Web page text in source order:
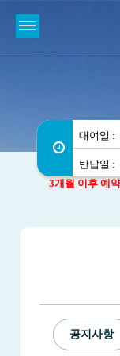
대여일 :
반납일 :
3개월 이후 예
공지사항